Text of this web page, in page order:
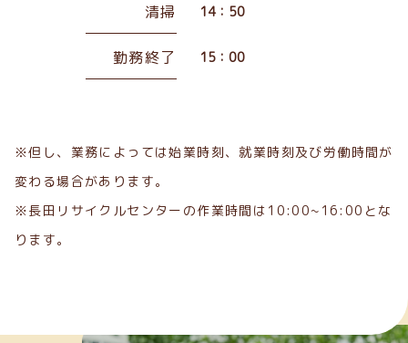
清掃 14：50
勤務終了 15：00
※但し、業務によっては始業時刻、就業時刻及び労働時間が
変わる場合があります。
※長田リサイクルセンターの作業時間は10:00~16:00とな
ります。